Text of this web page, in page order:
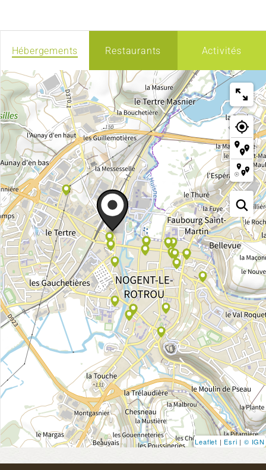
Hébergements Restaurants Activités
Leaflet | Esri | © IGN